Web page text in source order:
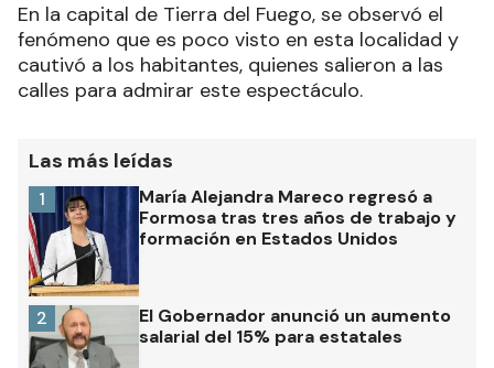
En la capital de Tierra del Fuego, se observó el
fenómeno que es poco visto en esta localidad y
cautivó a los habitantes, quienes salieron a las
calles para admirar este espectáculo.
Las más leídas
María Alejandra Mareco regresó a
Formosa tras tres años de trabajo y
formación en Estados Unidos
1
El Gobernador anunció un aumento
salarial del 15% para estatales
2